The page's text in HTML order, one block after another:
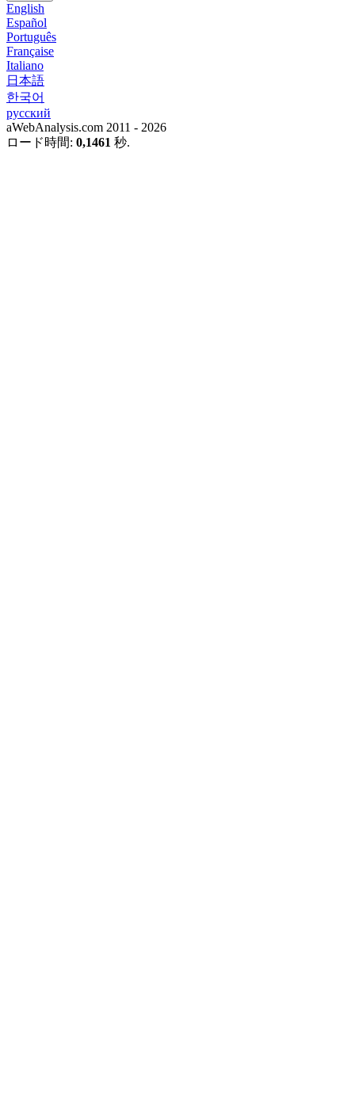
English
Español
Português
Française
Italiano
日本語
한국어
русский
aWebAnalysis.com 2011 - 2026
ロード時間: 0,1461 秒.